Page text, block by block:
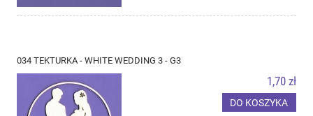
034 TEKTURKA - WHITE WEDDING 3 - G3
1,70 zł
DO KOSZYKA